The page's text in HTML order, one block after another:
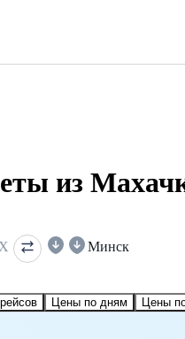
из
Минск
Цены по дням Цены